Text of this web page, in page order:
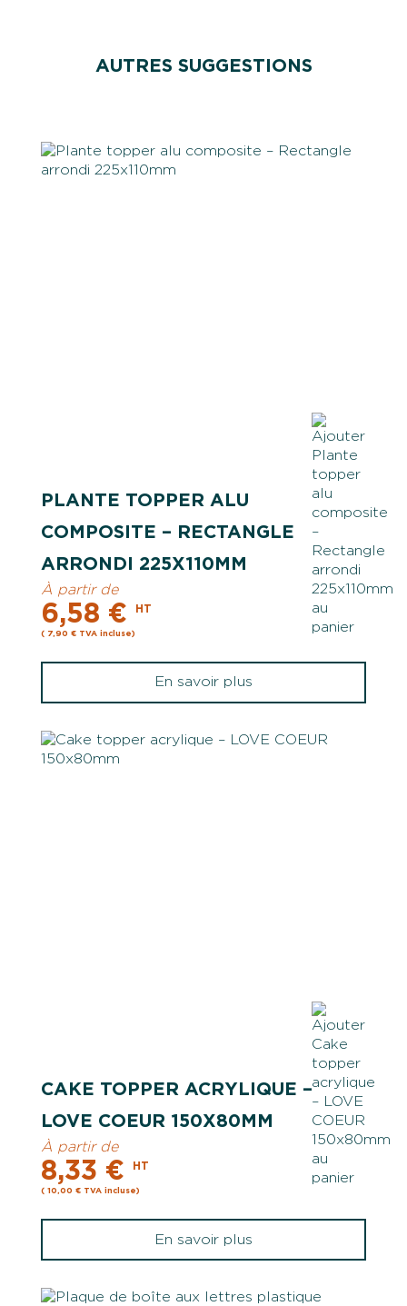
AUTRES SUGGESTIONS
PLANTE TOPPER ALU
COMPOSITE – RECTANGLE
ARRONDI 225X110MM
À partir de
6,58 € HT
( 7,90 € TVA incluse)
En savoir plus
CAKE TOPPER ACRYLIQUE –
LOVE COEUR 150X80MM
À partir de
8,33 € HT
( 10,00 € TVA incluse)
En savoir plus